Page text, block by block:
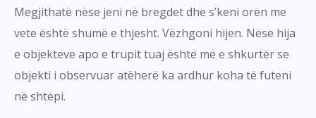
Megjithatë nëse jeni në bregdet dhe s’keni orën me
vete është shumë e thjesht. Vëzhgoni hijen. Nëse hija
e objekteve apo e trupit tuaj është më e shkurtër se
objekti i observuar atëherë ka ardhur koha të futeni
në shtëpi.